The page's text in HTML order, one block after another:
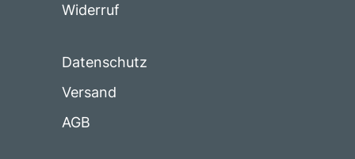
Widerruf
Datenschutz
Versand
AGB